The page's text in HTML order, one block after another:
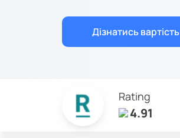
Дізнатись вартість
Rating
4.91